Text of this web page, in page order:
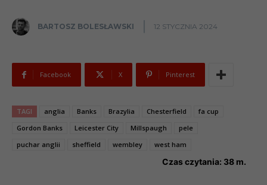
BARTOSZ BOLESŁAWSKI 12 STYCZNIA 2024
Facebook X Pinterest
TAGI anglia Banks Brazylia Chesterfield
fa cup
Gordon Banks
Leicester City Millspaugh
pele
puchar anglii
sheffield wembley west ham
Czas czytania: 38 m.